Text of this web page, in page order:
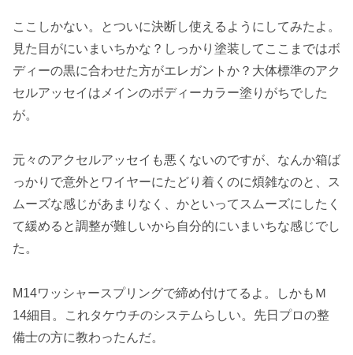
ここしかない。とついに決断し使えるようにしてみたよ。
見た目がにいまいちかな？しっかり塗装してここまではボ
ディーの黒に合わせた方がエレガントか？大体標準のアク
セルアッセイはメインのボディーカラー塗りがちでした
が。
元々のアクセルアッセイも悪くないのですが、なんか箱ば
っかりで意外とワイヤーにたどり着くのに煩雑なのと、ス
ムーズな感じがあまりなく、かといってスムーズにしたく
て緩めると調整が難しいから自分的にいまいちな感じでし
た。
M14ワッシャースプリングで締め付けてるよ。しかもＭ
14細目。これタケウチのシステムらしい。先日プロの整
備士の方に教わったんだ。